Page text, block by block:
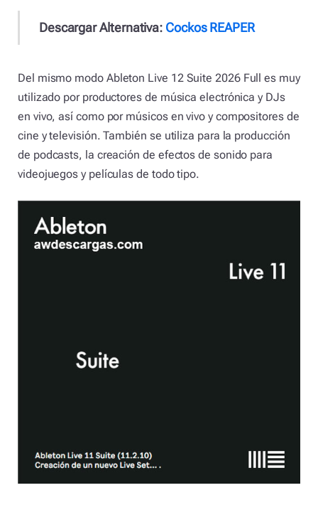
Descargar Alternativa: Cockos REAPER
Del mismo modo Ableton Live 12 Suite 2026 Full es muy
utilizado por productores de música electrónica y DJs
en vivo, así como por músicos en vivo y compositores de
cine y televisión. También se utiliza para la producción
de podcasts, la creación de efectos de sonido para
videojuegos y películas de todo tipo.